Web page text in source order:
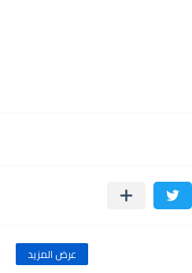
عرض المزيد